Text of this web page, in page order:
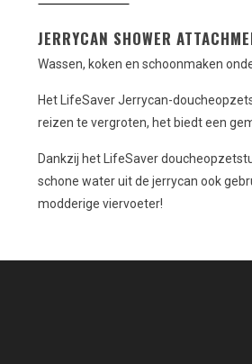
JERRYCAN SHOWER
Wassen, koken en schoonmaken
Het LifeSaver Jerrycan-
reizen te vergroten, het biedt een
Dankzij het LifeSaver
schone water uit de jerrycan ook
modderige viervoeter!